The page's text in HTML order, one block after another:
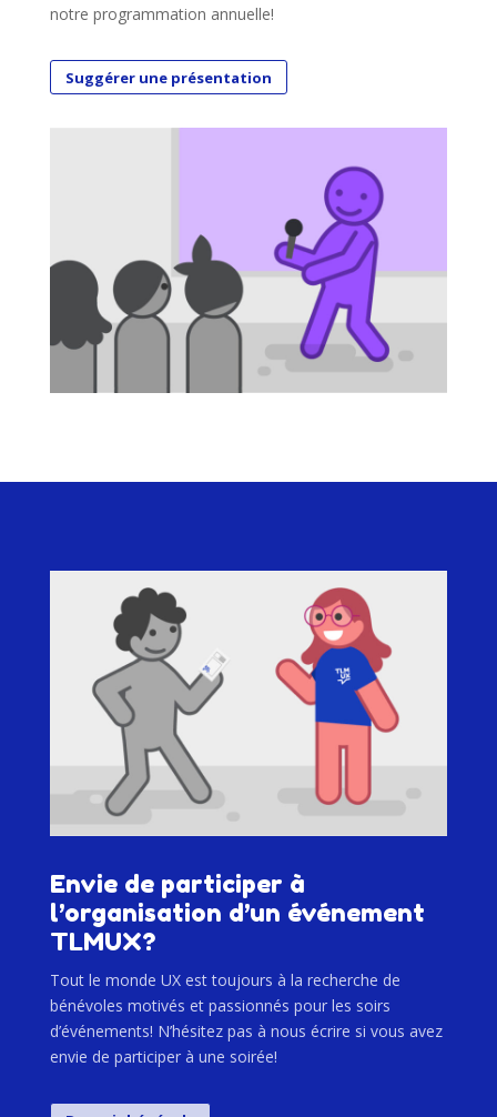
notre programmation annuelle!
Suggérer une présentation
Envie de participer à
l’organisation d’un événement
TLMUX?
Tout le monde UX est toujours à la recherche de
bénévoles motivés et passionnés pour les soirs
d’événements! N’hésitez pas à nous écrire si vous avez
envie de participer à une soirée!